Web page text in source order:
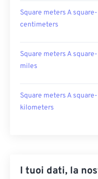
Square meters A square-
centimeters
Square meters A square-
miles
Square meters A square-
kilometers
I tuoi dati, la